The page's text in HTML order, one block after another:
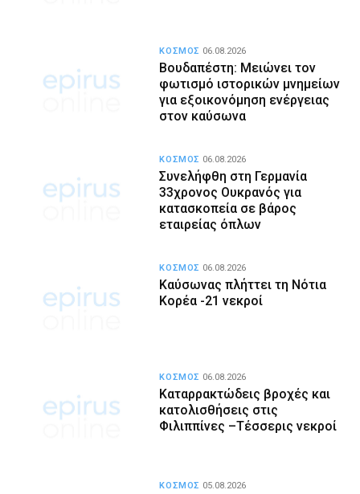
Βουδαπέστη: Μειώνει τον
φωτισμό ιστορικών μνημείων
για εξοικονόμηση ενέργειας
στον καύσωνα
ΚΟΣΜΟΣ 06.08.2026
Συνελήφθη στη Γερμανία
33χρονος Ουκρανός για
κατασκοπεία σε βάρος
εταιρείας όπλων
ΚΟΣΜΟΣ 06.08.2026
Καύσωνας πλήττει τη Νότια
Κορέα -21 νεκροί
ΚΟΣΜΟΣ 06.08.2026
Καταρρακτώδεις βροχές και
κατολισθήσεις στις
Φιλιππίνες –Τέσσερις νεκροί
ΚΟΣΜΟΣ 06.08.2026
ΚΟΣΜΟΣ 05.08.2026